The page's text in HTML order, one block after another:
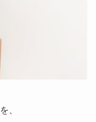
を、